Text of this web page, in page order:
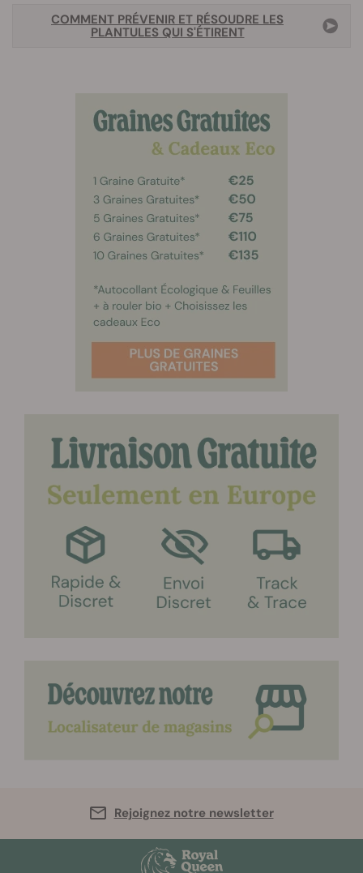
COMMENT PRÉVENIR ET RÉSOUDRE LES
PLANTULES QUI S'ÉTIRENT
Rejoignez notre newsletter